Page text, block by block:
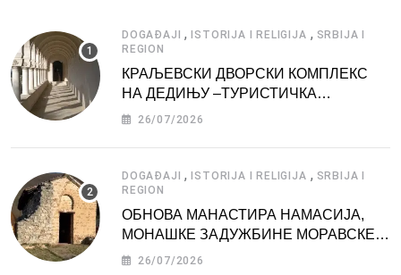
DOGAĐAJI , ISTORIJA I RELIGIJA , SRBIJA I
REGION
КРАЉЕВСКИ ДВОРСКИ КОМПЛЕКС
НА ДЕДИЊУ –ТУРИСТИЧКА
АТРАКЦИЈА
26/07/2026
DOGAĐAJI , ISTORIJA I RELIGIJA , SRBIJA I
REGION
ОБНОВА МАНАСТИРА НАМАСИЈА,
МОНАШКЕ ЗАДУЖБИНЕ МОРАВСКЕ
СРБИЈЕ
26/07/2026